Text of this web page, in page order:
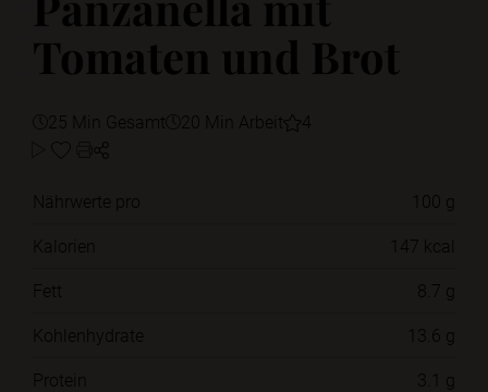
Tomaten und Brot
25 Min Gesamt 20 Min Arbeit 4
Nährwerte pro
100 g
Kalorien
147 kcal
Fett
8.7 g
Kohlenhydrate
13.6 g
Protein
3.1 g